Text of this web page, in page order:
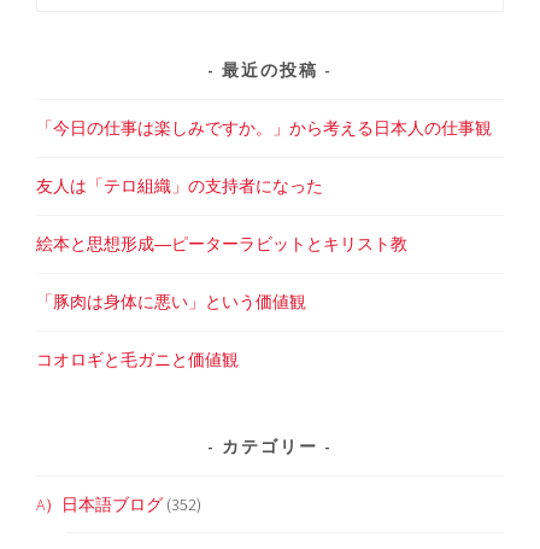
最近の投稿
「今日の仕事は楽しみですか。」から考える日本人の仕事観
友人は「テロ組織」の支持者になった
絵本と思想形成―ピーターラビットとキリスト教
「豚肉は身体に悪い」という価値観
コオロギと毛ガニと価値観
カテゴリー
A）日本語ブログ (352)